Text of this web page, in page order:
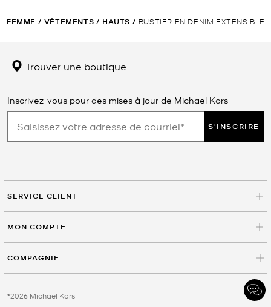
FEMME / VÊTEMENTS / HAUTS / BUSTIER EN DENIM EXTENSIBLE
Trouver une boutique
Inscrivez-vous pour des mises à jour de Michael Kors
S'INSCRIRE
SERVICE CLIENT
MON COMPTE
COMPAGNIE
©2026 Michael Kors